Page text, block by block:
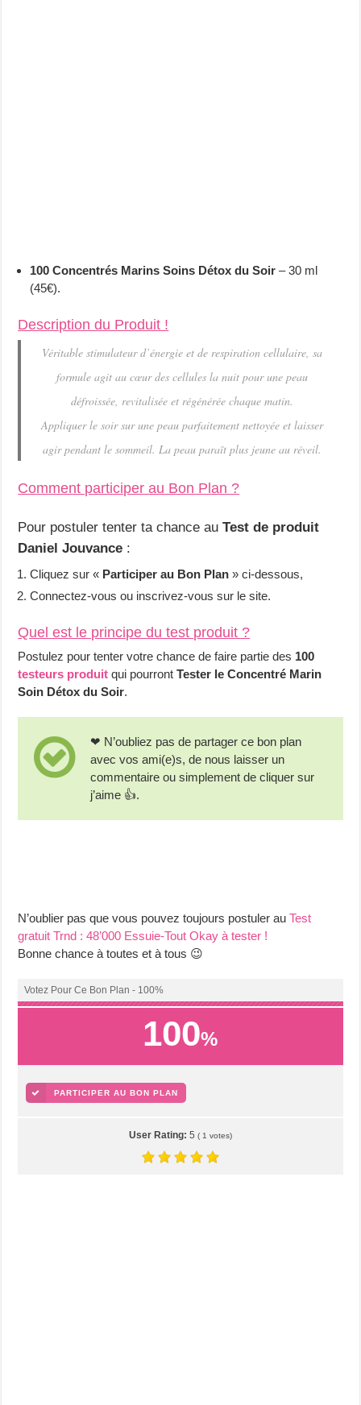
100 Concentrés Marins Soins Détox du Soir – 30 ml
(45€).
Description du Produit !
Véritable stimulateur d’énergie et de respiration cellulaire, sa
formule agit au cœur des cellules la nuit pour une peau
défroissée, revitalisée et régénérée chaque matin.
Appliquer le soir sur une peau parfaitement nettoyée et laisser
agir pendant le sommeil. La peau paraît plus jeune au réveil.
Comment participer au Bon Plan ?
Pour postuler tenter ta chance auTest de produit
Daniel Jouvance :
Cliquez sur « Participer au Bon Plan » ci-dessous,
Connectez-vous ou inscrivez-vous sur le site.
Quel est le principe du test produit ?
Postulez pour tenter votre chance de faire partie des 100
testeurs produit qui pourrontTester le Concentré Marin
Soin Détox du Soir.
❤ N’oubliez pas de partager ce bon plan
avec vos ami(e)s, de nous laisser un
commentaire ou simplement de cliquer sur
j’aime 👍.
N’oublier pas que vous pouvez toujours postuler auTest
gratuit Trnd : 48’000 Essuie-Tout Okay à tester !
Bonne chance à toutes et à tous 😉
Votez Pour Ce Bon Plan - 100%
100%
PARTICIPER AU BON PLAN
User Rating: 5 ( 1 votes)